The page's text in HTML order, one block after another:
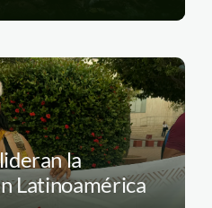
la
Latinoamérica